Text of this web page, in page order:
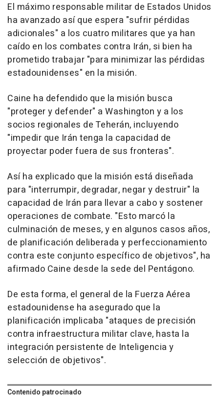
El máximo responsable militar de Estados Unidos
ha avanzado así que espera "sufrir pérdidas
adicionales" a los cuatro militares que ya han
caído en los combates contra Irán, si bien ha
prometido trabajar "para minimizar las pérdidas
estadounidenses" en la misión.
Caine ha defendido que la misión busca
"proteger y defender" a Washington y a los
socios regionales de Teherán, incluyendo
"impedir que Irán tenga la capacidad de
proyectar poder fuera de sus fronteras".
Así ha explicado que la misión está diseñada
para "interrumpir, degradar, negar y destruir" la
capacidad de Irán para llevar a cabo y sostener
operaciones de combate. "Esto marcó la
culminación de meses, y en algunos casos años,
de planificación deliberada y perfeccionamiento
contra este conjunto específico de objetivos", ha
afirmado Caine desde la sede del Pentágono.
De esta forma, el general de la Fuerza Aérea
estadounidense ha asegurado que la
planificación implicaba "ataques de precisión
contra infraestructura militar clave, hasta la
integración persistente de Inteligencia y
selección de objetivos".
Contenido patrocinado